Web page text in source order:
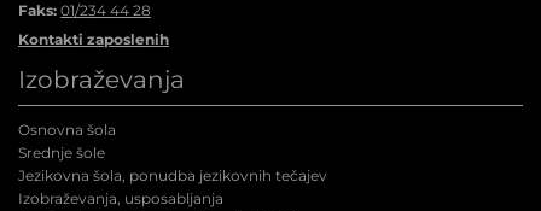
Faks: 01/234 44 28
Kontakti zaposlenih
Izobraževanja
Osnovna šola
Srednje šole
Jezikovna šola, ponudba jezikovnih tečajev
Izobraževanja, usposabljanja